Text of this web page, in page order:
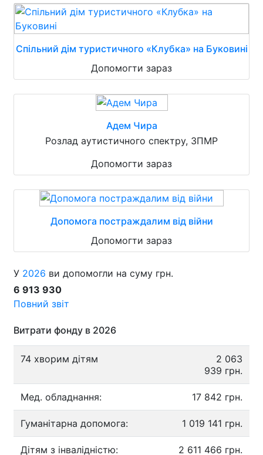
Спільний дім туристичного «Клубка» на Буковині
Допомогти зараз
Адем Чира
Розлад аутистичного спектру, ЗПМР
Допомогти зараз
Допомога постраждалим від війни
Допомогти зараз
У 2026 ви допомогли на суму грн.
6 913 930
Повний звіт
Витрати фонду в 2026
74 хворим дітям
2 063
939 грн.
Мед. обладнання: 17 842 грн.
Гуманітарна допомога: 1 019 141 грн.
Дітям з інвалідністю: 2 611 466 грн.